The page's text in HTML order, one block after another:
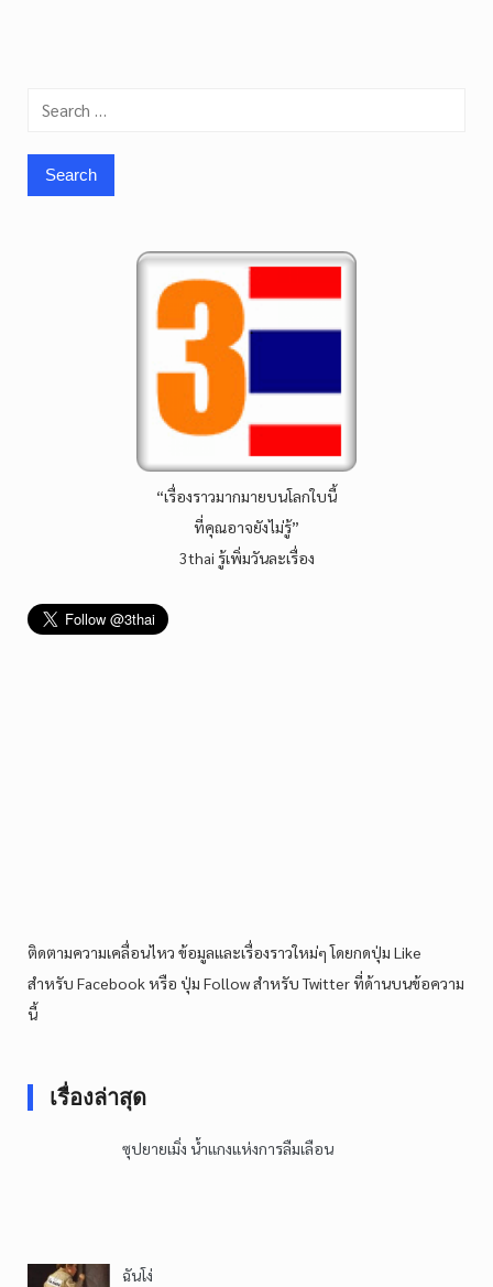
Search
“เรื่องราวมากมายบนโลกใบนี้
ที่คุณอาจยังไม่รู้”
3thai รู้เพิ่มวันละเรื่อง
ติดตามความเคลื่อนไหว ข้อมูลและเรื่องราวใหม่ๆ โดยกดปุ่ม Like
สำหรับ Facebook หรือ ปุ่ม Follow สำหรับ Twitter ที่ด้านบนข้อความ
นี้
เรื่องล่าสุด
ซุปยายเมิ่ง น้ำแกงแห่งการลืมเลือน
ฉันโง่